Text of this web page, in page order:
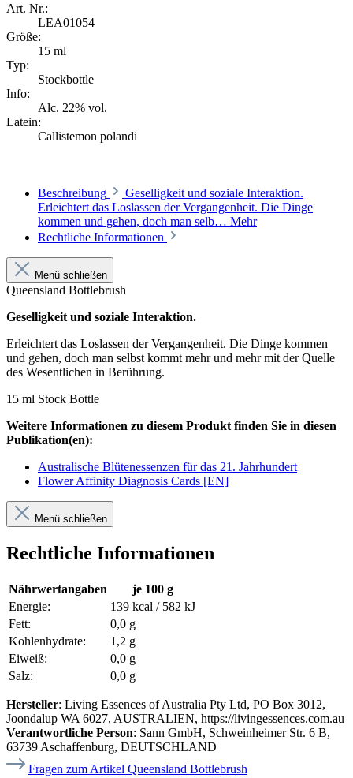
Art. Nr.:
LEA01054
Größe:
15 ml
Typ:
Stockbottle
Info:
Alc. 22% vol.
Latein:
Callistemon polandi
Beschreibung
Geselligkeit und soziale Interaktion.
Erleichtert das Loslassen der Vergangenheit. Die Dinge
kommen und gehen, doch man selb… Mehr
Rechtliche Informationen
Menü schließen
Queensland Bottlebrush
Geselligkeit und soziale Interaktion.
Erleichtert das Loslassen der Vergangenheit. Die Dinge kommen
und gehen, doch man selbst kommt mehr und mehr mit der Quelle
des Wesentlichen in Berührung.
15 ml Stock Bottle
Weitere Informationen zu diesem Produkt finden Sie in diesen
Publikation(en):
Australische Blütenessenzen für das 21. Jahrhundert
Flower Affinity Diagnosis Cards [EN]
Menü schließen
Rechtliche Informationen
Nährwertangaben
je 100 g
Energie:
139 kcal / 582 kJ
Fett:
0,0 g
Kohlenhydrate:
1,2 g
Eiweiß:
0,0 g
Salz:
0,0 g
Hersteller: Living Essences of Australia Pty Ltd, PO Box 3012,
Joondalup WA 6027, AUSTRALIEN, https://livingessences.com.au
Verantwortliche Person: Sann GmbH, Schweinheimer Str. 6 B,
63739 Aschaffenburg, DEUTSCHLAND
Fragen zum Artikel Queensland Bottlebrush